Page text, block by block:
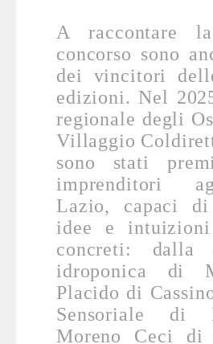
A raccontare
concorso sono
dei vincitori
edizioni. Nel
regionale degli
Villaggio
sono stati
imprenditori
Lazio, capaci di
idee e
concreti: dalla
idroponica di
Placido di
Sensoriale di
Moreno Ceci di